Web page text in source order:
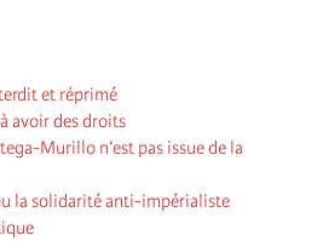
et réprimé
avoir des droits
Murillo n’est pas issue de la
la solidarité anti-impérialiste